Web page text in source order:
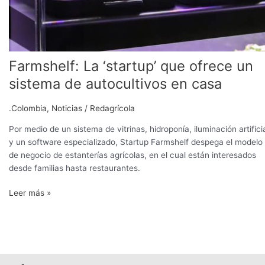
Farmshelf: La ‘startup’ que ofrece un
sistema de autocultivos en casa
.Colombia, Noticias / Redagrícola
Por medio de un sistema de vitrinas, hidroponía, iluminación
y un software especializado, Startup Farmshelf despega el modelo
de negocio de estanterías agrícolas, en el cual están interesados
desde familias hasta restaurantes.
Leer más »